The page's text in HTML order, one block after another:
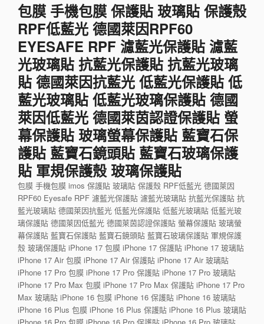
包膜 手機包膜 保護貼 玻璃貼 保護殼
RPF低藍光 德國萊因RPF60
EYESAFE RPF 濾藍光保護貼 濾藍
光玻璃貼 抗藍光保護貼 抗藍光玻璃
貼 德國萊因抗藍光 低藍光保護貼 低
藍光玻璃貼 低藍光玻璃保護貼 德國
萊因低藍光 德國萊茵認證保護貼 螢
幕保護貼 玻璃螢幕保護貼 藍寶石保
護貼 藍寶石鏡頭貼 藍寶石玻璃保護
貼 軍規保護殼 玻璃保護貼
包膜 手機包膜 imos 保護貼 玻璃貼 保護殼 RPF低藍光 德國萊因
RPF60 Eyesafe RPF 濾藍光保護貼 濾藍光玻璃貼 抗藍光保護貼 抗
藍光玻璃貼 德國萊因抗藍光 低藍光保護貼 低藍光玻璃貼 低藍光玻
璃保護貼 德國萊因低藍光 德國萊茵認證保護貼 螢幕保護貼 玻璃螢
幕保護貼 藍寶石保護貼 藍寶石鏡頭貼 藍寶石玻璃保護貼 軍規保護
殼 玻璃保護貼 iPhone 17 包膜 iPhone 17 保護貼 iPhone 17 玻璃貼
iPhone 17 Air 包膜 iPhone 17 Air 保護貼 iPhone 17 Air 玻璃貼
iPhone 17 Pro 包膜 iPhone 17 Pro 保護貼 iPhone 17 Pro 玻璃貼
iPhone 17 Pro Max 包膜 iPhone 17 Pro Max 保護貼 iPhone 17 Pro
Max 玻璃貼 iPhone 16 包膜 iPhone 16 保護貼 iPhone 16 玻璃貼
iPhone 16 Plus 包膜 iPhone 16 Plus 保護貼 iPhone 16 Plus 玻璃貼